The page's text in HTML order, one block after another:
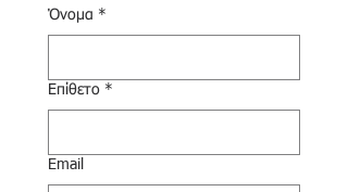
Όνομα *
Επίθετο *
Email